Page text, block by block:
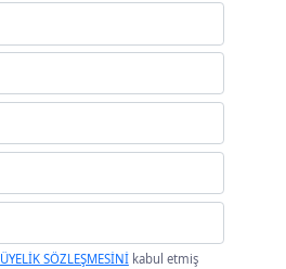
ÜYELİK SÖZLEŞMESİNİkabul etmiş